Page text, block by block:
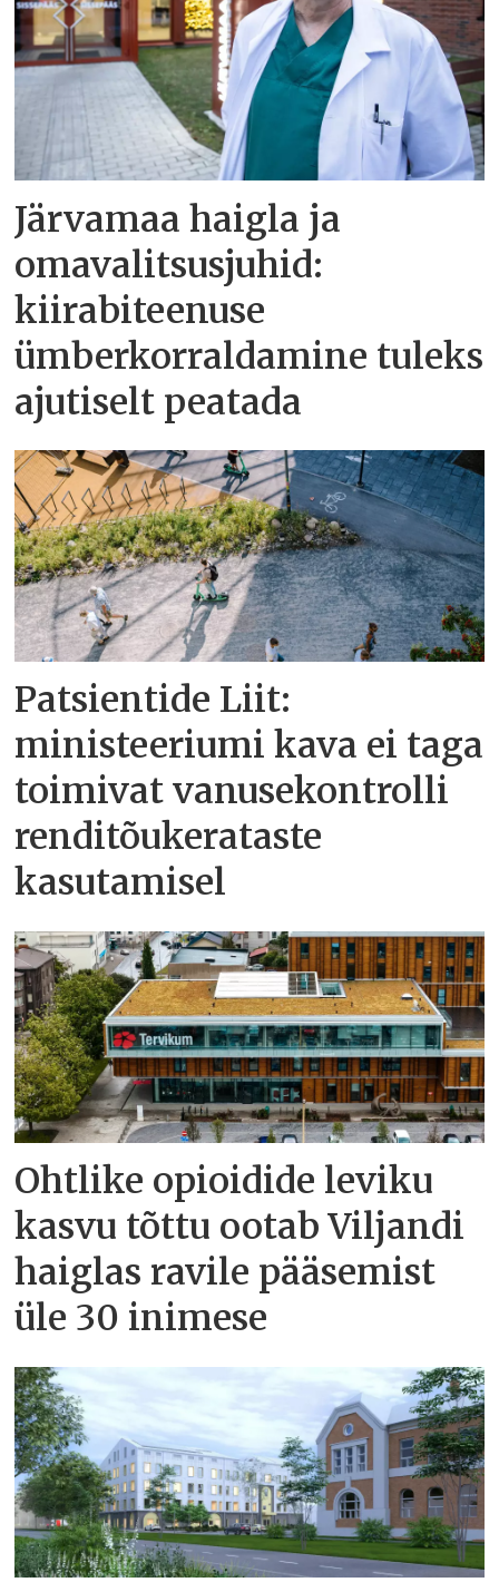
Järvamaa haigla ja
omavalitsusjuhid:
kiirabiteenuse
ümberkorraldamine tuleks
ajutiselt peatada
Patsientide Liit:
ministeeriumi kava ei taga
toimivat vanusekontrolli
renditõukerataste
kasutamisel
Ohtlike opioidide leviku
kasvu tõttu ootab Viljandi
haiglas ravile pääsemist
üle 30 inimese